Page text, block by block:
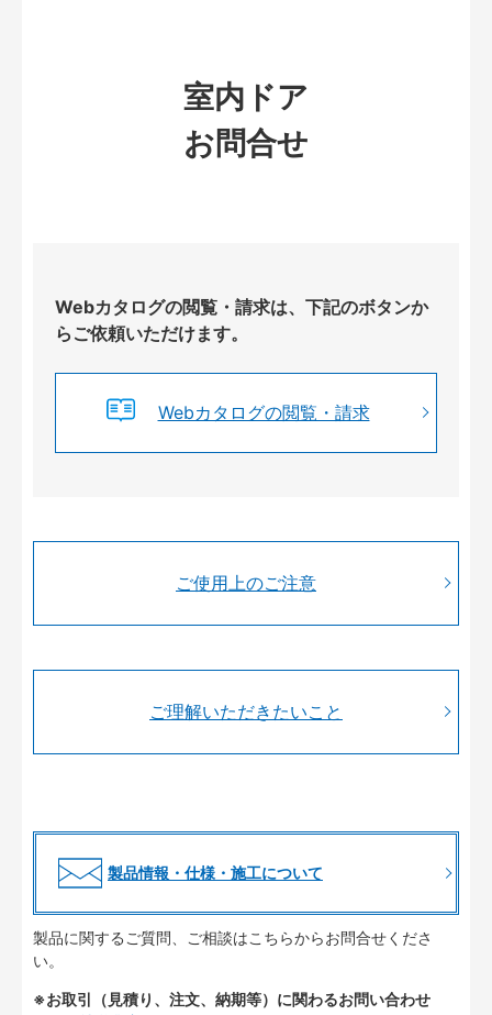
室内ドア
お問合せ
Webカタログの閲覧・請求は、下記のボタンか
らご依頼いただけます。
Webカタログの閲覧・請求
ご使用上のご注意
ご理解いただきたいこと
製品情報・仕様・施工について
製品に関するご質問、ご相談はこちらからお問合せくださ
い。
※お取引（見積り、注文、納期等）に関わるお問い合わせ